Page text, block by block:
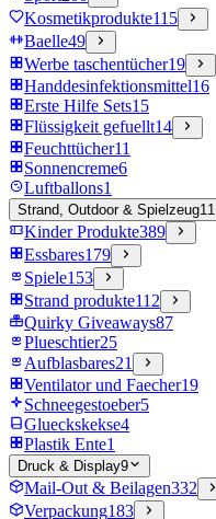
Kosmetikprodukte115
Baelle49
Werbe taschentücher19
Handdesinfektionsmittel16
Erste Hilfe Sets15
Flüssigkeit gefuellt14
Feuchttücher11
Sonnencreme6
Luftballons1
Strand, Outdoor & Spielzeug11
Kinder Produkte389
Essbares179
Spiele153
Strand produkte112
Quirky Giveaways87
Plueschtier25
Aufblasbares21
Ventilator und Faecher19
Schneegestoeber5
Glueckskekse4
Plastik Ente1
Druck & Display9
Mail-Out & Beilagen332
Verpackung183